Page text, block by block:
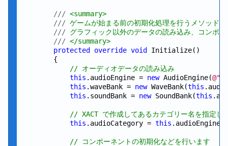
/// <summary>
/// ゲームが始まる前の初期化処理を行うメソッド
/// グラフィック以外のデータの読み込み、コンポ
/// </summary>
protected
override void
Initialize()
        {
// オーディオデータの読み込み
this .audioEngine = new AudioEngine(
this .waveBank = new WaveBank(this
this .soundBank = new SoundBank(this
// XACT で作成してあるカテゴリー名を指定し
this .audioCategory = this
// コンポーネントの初期化などを行います